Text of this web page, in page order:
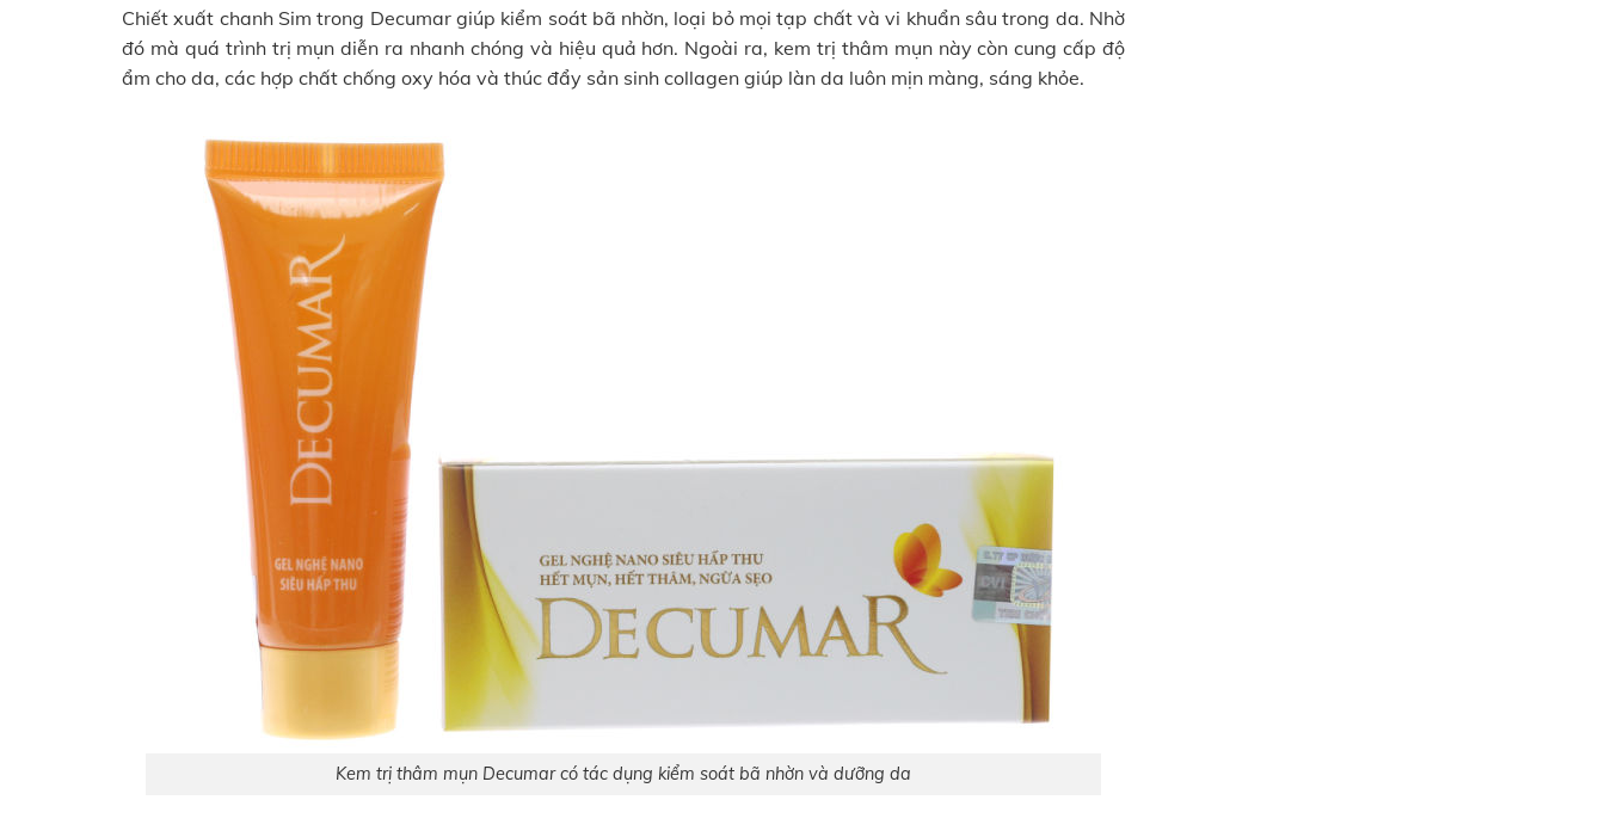
Chiết xuất chanh Sim trong Decumar giúp kiểm soát bã nhờn, loại bỏ mọi tạp chất và vi khuẩn sâu trong da. Nhờ
đó mà quá trình trị mụn diễn ra nhanh chóng và hiệu quả hơn. Ngoài ra, kem trị thâm mụn này còn cung cấp độ
ẩm cho da, các hợp chất chống oxy hóa và thúc đẩy sản sinh collagen giúp làn da luôn mịn màng, sáng khỏe.
Kem trị thâm mụn Decumar có tác dụng kiểm soát bã nhờn và dưỡng da